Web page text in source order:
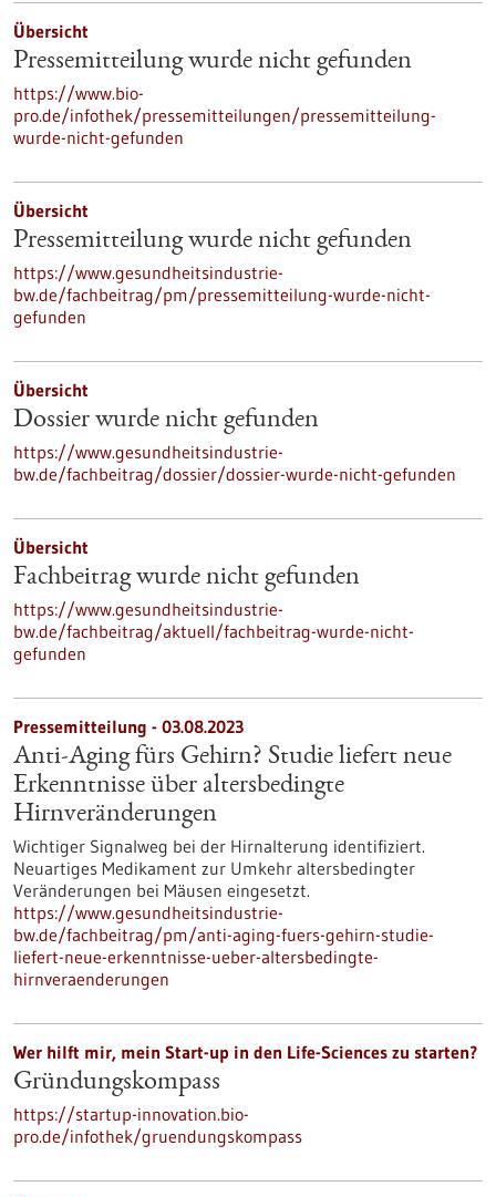
Übersicht
Pressemitteilung wurde nicht gefunden
https://www.bio-
pro.de/infothek/pressemitteilungen/pressemitteilung-
wurde-nicht-gefunden
Übersicht
Pressemitteilung wurde nicht gefunden
https://www.gesundheitsindustrie-
bw.de/fachbeitrag/pm/pressemitteilung-wurde-nicht-
gefunden
Übersicht
Dossier wurde nicht gefunden
https://www.gesundheitsindustrie-
bw.de/fachbeitrag/dossier/dossier-wurde-nicht-gefunden
Übersicht
Fachbeitrag wurde nicht gefunden
https://www.gesundheitsindustrie-
bw.de/fachbeitrag/aktuell/fachbeitrag-wurde-nicht-
gefunden
Pressemitteilung - 03.08.2023
Anti-Aging fürs Gehirn? Studie liefert neue
Erkenntnisse über altersbedingte
Hirnveränderungen
Wichtiger Signalweg bei der Hirnalterung identifiziert.
Neuartiges Medikament zur Umkehr altersbedingter
Veränderungen bei Mäusen eingesetzt.
https://www.gesundheitsindustrie-
bw.de/fachbeitrag/pm/anti-aging-fuers-gehirn-studie-
liefert-neue-erkenntnisse-ueber-altersbedingte-
hirnveraenderungen
Wer hilft mir, mein Start-up in den Life-Sciences zu starten?
Gründungskompass
https://startup-innovation.bio-
pro.de/infothek/gruendungskompass